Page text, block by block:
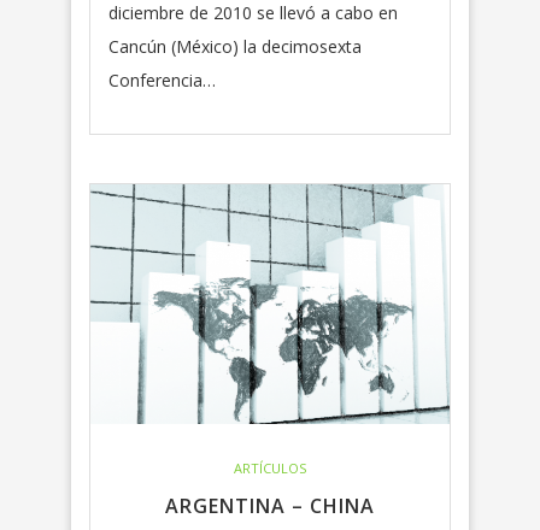
diciembre de 2010 se llevó a cabo en
Cancún (México) la decimosexta
Conferencia…
ARTÍCULOS
ARGENTINA – CHINA